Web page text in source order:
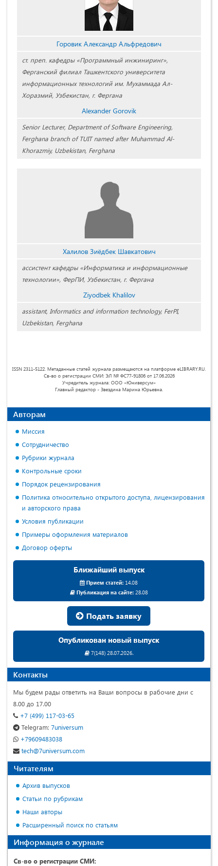
Горовик Александр Альфредович
ст. преп. кафедры «Программный инжиниринг»,
Ферганский филиал Ташкентского университета
информационных технологий им. Мухаммада Ал-
Хоразмий, Узбекистан, г. Фергана
Alexander Gorovik
Senior Lecturer, Department of Software Engineering,
Ferghana branch of TUIT named after Muhammad Al-
Khorazmiy, Uzbekistan, Ferghana
Халилов Зиёдбек Шавкатович
ассистент кафедры «Информатика и информационные
технологии», ФерПИ, Узбекистан, г. Фергана
Ziyodbek Khalilov
assistant, Informatics and information technology, FerPI,
Uzbekistan, Ferghana
ISSN 2311-5122. Метаданные статей журнала размещаются на платформе eLIBRARY.RU.
Св-во о регистрации СМИ: ЭЛ № ФС77-91806 от 17.06.2026
Учредитель журнала: ООО «Юниверсум»
Главный редактор - Звездина Марина Юрьевна.
Авторам
Миссия
Сотрудничество
Рубрики журнала
Контрольные сроки
Порядок рецензирования
Политика относительно открытого доступа, лицензирования
и авторского права
Условия публикации
Примеры оформления материалов
Договор оферты
Ближайший выпуск
Прием статей: 14.08
Публикация на сайте:28.08
Подать заявку
Опубликован новый выпуск
7(148) 28.07.2026.
Контакты
Мы будем рады ответить на Ваши вопросы в рабочие дни с
8.00 до 17.00
+7 (499) 117-03-65
Telegram: 7universum
+79609483038
tech@7universum.com
Читателям
Архив выпусков
Статьи по рубрикам
Наши авторы
Расширенный поиск по статьям
Информация о журнале
Св-во о регистрации СМИ: